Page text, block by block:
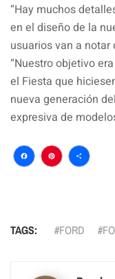
“Hay muchos
en el diseño de la
usuarios van a notar
“Nuestro objetivo
el Fiesta que
nueva generación
expresiva de
Facebook
Pinterest
TAGS: FORD